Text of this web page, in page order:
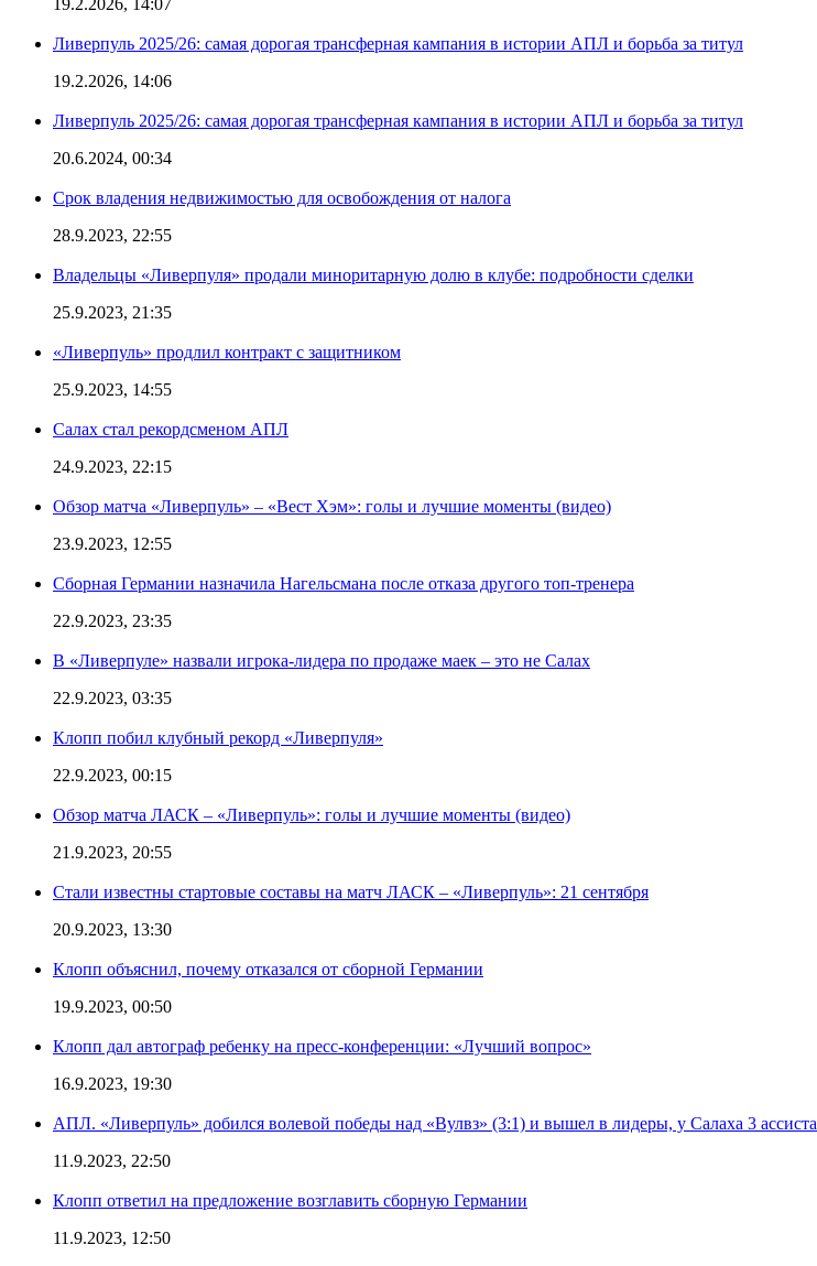
Ливерпуль 2025/26: самая дорогая трансферная кампания в истории АПЛ и борьба за титул
19.2.2026, 14:06
Ливерпуль 2025/26: самая дорогая трансферная кампания в истории АПЛ и борьба за титул
20.6.2024, 00:34
Срок владения недвижимостью для освобождения от налога
28.9.2023, 22:55
Владельцы «Ливерпуля» продали миноритарную долю в клубе: подробности сделки
25.9.2023, 21:35
«Ливерпуль» продлил контракт с защитником
25.9.2023, 14:55
Салах стал рекордсменом АПЛ
24.9.2023, 22:15
Обзор матча «Ливерпуль» – «Вест Хэм»: голы и лучшие моменты (видео)
23.9.2023, 12:55
Сборная Германии назначила Нагельсмана после отказа другого топ-тренера
22.9.2023, 23:35
В «Ливерпуле» назвали игрока-лидера по продаже маек – это не Салах
22.9.2023, 03:35
Клопп побил клубный рекорд «Ливерпуля»
22.9.2023, 00:15
Обзор матча ЛАСК – «Ливерпуль»: голы и лучшие моменты (видео)
21.9.2023, 20:55
Стали известны стартовые составы на матч ЛАСК – «Ливерпуль»: 21 сентября
20.9.2023, 13:30
Клопп объяснил, почему отказался от сборной Германии
19.9.2023, 00:50
Клопп дал автограф ребенку на пресс-конференции: «Лучший вопрос»
16.9.2023, 19:30
АПЛ. «Ливерпуль» добился волевой победы над «Вулвз» (3:1) и вышел в лидеры, у Салаха 3 ассиста
11.9.2023, 22:50
Клопп ответил на предложение возглавить сборную Германии
11.9.2023, 12:50